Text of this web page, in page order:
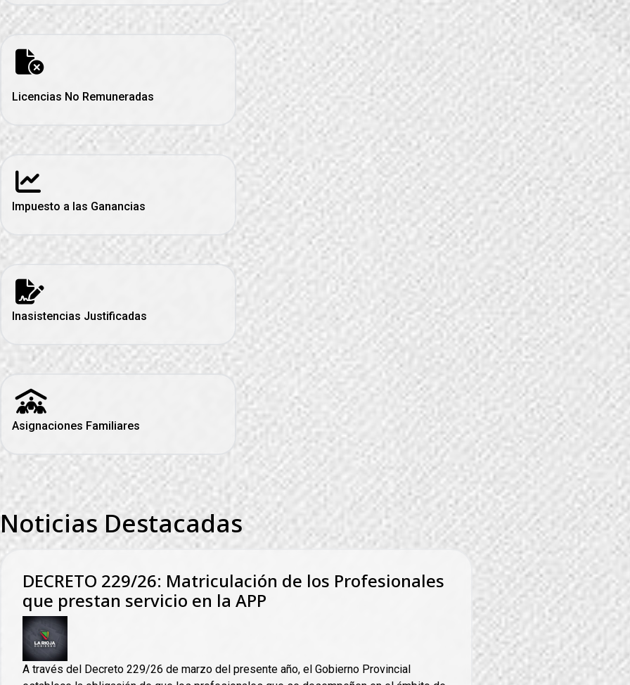
Licencias No Remuneradas
Impuesto a las Ganancias
Inasistencias Justificadas
Asignaciones Familiares
Noticias Destacadas
DECRETO 229/26: Matriculación de los Profesionales
que prestan servicio en la APP
A través del Decreto 229/26 de marzo del presente año, el Gobierno Provincial